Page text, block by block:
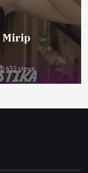
Mirip
635 views